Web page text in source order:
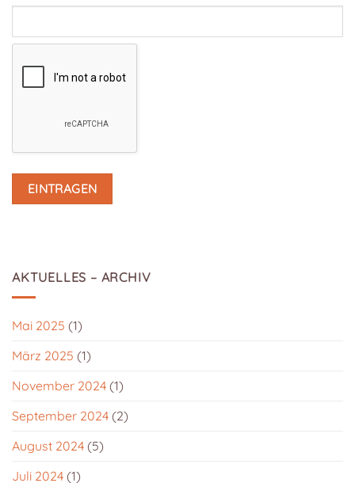
AKTUELLES – ARCHIV
Mai 2025 (1)
März 2025 (1)
November 2024 (1)
September 2024 (2)
August 2024 (5)
Juli 2024 (1)